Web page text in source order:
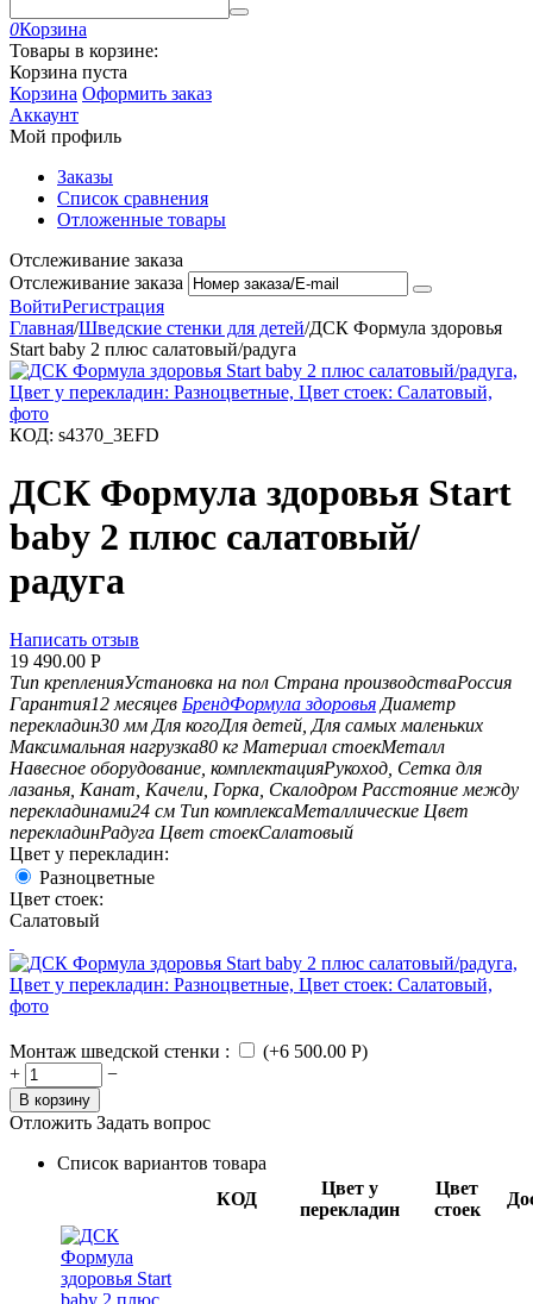
0Корзина
Товары в корзине:
Корзина пуста
Корзина Оформить заказ
Аккаунт
Мой профиль
Заказы
Список сравнения
Отложенные товары
Отслеживание заказа
Отслеживание заказа
ВойтиРегистрация
Главная/Шведские стенки для детей/ДСК Формула здоровья
Start baby 2 плюс салатовый/радуга
КОД: s4370_3EFD
ДСК Формула здоровья Start
baby 2 плюс салатовый/
радуга
Написать отзыв
19 490.00 Р
Тип крепленияУстановка на пол Страна производстваРоссия
Гарантия12 месяцев БрендФормула здоровья Диаметр
перекладин30 мм Для когоДля детей, Для самых маленьких
Максимальная нагрузка80 кг Материал стоекМеталл
Навесное оборудование, комплектацияРукоход, Сетка для
лазанья, Канат, Качели, Горка, Скалодром Расстояние между
перекладинами24 см Тип комплексаМеталлические Цвет
перекладинРадуга Цвет стоекСалатовый
Цвет у перекладин:
Разноцветные
Цвет стоек:
Салатовый
Монтаж шведской стенки : (+6 500.00 Р)
+
−
В корзину
Отложить Задать вопрос
Список вариантов товара
КОД
Цвет у
перекладин
Цвет
стоек